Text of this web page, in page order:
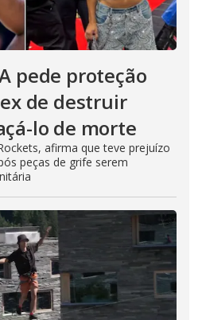
pede proteção
de destruir
lo de morte
afirma que teve prejuízo
peças de grife serem